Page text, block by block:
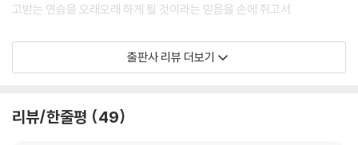
고받는 연습을 오래오래 하게 될 것이라는 믿음을 손에 쥐고서.
작가는 모든 시마다 ‘우리’를 쥔 채로 이어 나가는 화자를 내세우고 있다.
‘세계의 시작에는 우리라는 존재가 이루어내고 있다’라는 작가의 다정한
출판사 리뷰 더보기
리뷰/한줄평 49